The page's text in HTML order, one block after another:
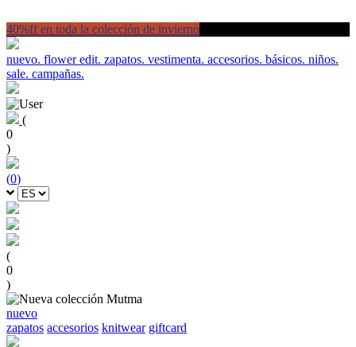
40%ff en toda la colección de invierno
nuevo. flower edit. zapatos. vestimenta. accesorios. básicos. niños.
sale. campañas.
(
0
)
(0)
(
0
)
nuevo
zapatos accesorios knitwear giftcard